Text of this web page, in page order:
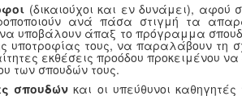
(δικαιούχοι και εν δυνάμει),
ανά πάσα στιγμή τα
να υποβάλουν άπαξ το πρόγραμμα
υποτροφίας τους, να παραλάβουν τη
εκθέσεις προόδου προκειμένου
των σπουδών τους.
σπουδών και οι υπεύθυνοι